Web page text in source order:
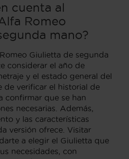
cuenta al
Romeo
mano?
Giulietta de segunda
considerar el año de
y el estado general del
de verificar el historial de
confirmar que se han
necesarias. Además,
y las características
versión ofrece. Visitar
a elegir el Giulietta que
necesidades, con